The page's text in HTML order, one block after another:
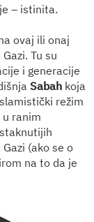
– istinita.
ovaj ili onaj
Tu su
i generacije
Sabah koja
režim
ranim
(ako se o
na to da je